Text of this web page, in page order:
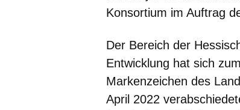
Konsortium im Auftrag
Der Bereich der
Entwicklung hat sich
Markenzeichen des
April 2022